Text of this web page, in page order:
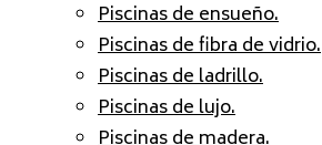
Piscinas de ensueño.
Piscinas de fibra de vidrio.
Piscinas de ladrillo.
Piscinas de lujo.